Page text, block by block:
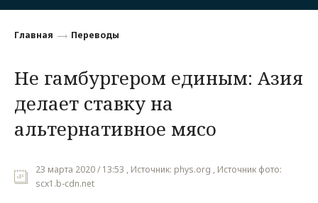
Главная Переводы
Не гамбургером единым: Азия
делает ставку на
альтернативное мясо
23 марта 2020 / 13:53 , Источник: phys.org , Источник фото:
scx1.b-cdn.net